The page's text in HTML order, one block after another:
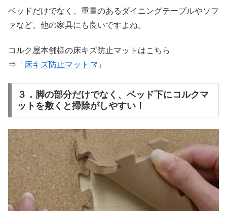
ベッドだけでなく、重量のあるダイニングテーブルやソフ
ァなど、他の家具にも良いですよね。
コルク屋本舗様の床キズ防止マットはこちら
⇒「 床キズ防止マット 」
３．脚の部分だけでなく、ベッド下にコルクマ
ットを敷くと掃除がしやすい！